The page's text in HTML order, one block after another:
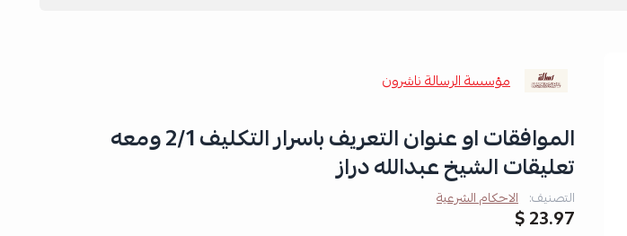
مؤسسة الرسالة ناشرون
الموافقات او عنوان التعريف باسرار التكليف 2/1 ومعه
تعليقات الشيخ عبدالله دراز
التصنيف: الاحكام الشرعية
23.97 $